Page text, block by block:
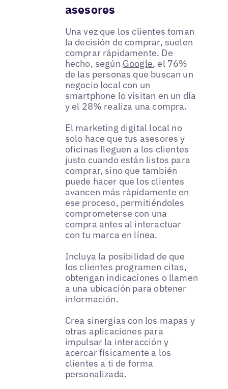
asesores
Una vez que los clientes toman
la decisión de comprar, suelen
comprar rápidamente. De
hecho, según Google, el 76%
de las personas que buscan un
negocio local con un
smartphone lo visitan en un día
y el 28% realiza una compra.
El marketing digital local no
solo hace que tus asesores y
oficinas lleguen a los clientes
justo cuando están listos para
comprar, sino que también
puede hacer que los clientes
avancen más rápidamente en
ese proceso, permitiéndoles
comprometerse con una
compra antes al interactuar
con tu marca en línea.
Incluya la posibilidad de que
los clientes programen citas,
obtengan indicaciones o llamen
a una ubicación para obtener
información.
Crea sinergias con los mapas y
otras aplicaciones para
impulsar la interacción y
acercar físicamente a los
clientes a ti de forma
personalizada.